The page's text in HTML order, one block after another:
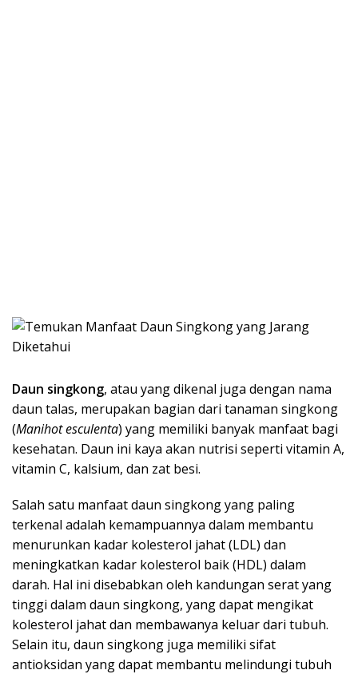
Daun singkong, atau yang dikenal juga dengan nama
daun talas, merupakan bagian dari tanaman singkong
(Manihot esculenta) yang memiliki banyak manfaat bagi
kesehatan. Daun ini kaya akan nutrisi seperti vitamin A,
vitamin C, kalsium, dan zat besi.
Salah satu manfaat daun singkong yang paling
terkenal adalah kemampuannya dalam membantu
menurunkan kadar kolesterol jahat (LDL) dan
meningkatkan kadar kolesterol baik (HDL) dalam
darah. Hal ini disebabkan oleh kandungan serat yang
tinggi dalam daun singkong, yang dapat mengikat
kolesterol jahat dan membawanya keluar dari tubuh.
Selain itu, daun singkong juga memiliki sifat
antioksidan yang dapat membantu melindungi tubuh